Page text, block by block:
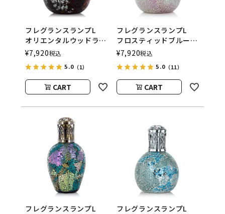
フレグランスランプL
オリエンタルウッドラン
ド
ASHLEIGH&BURWOOD
（アシュレイアンドバー
ウッド）
¥7,920税込
5.0 （1）
CART
フレグランスランプL
フロスティッドブルー
ム
ASHLEIGH&BURWOOD
（アシュレイアンドバー
ウッド）
¥7,920税込
5.0（11）
CART
フレグランスランプL
フレグランスランプL